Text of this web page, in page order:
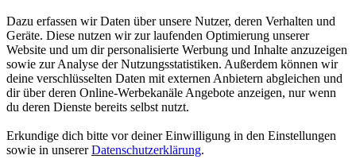
Dazu erfassen wir Daten über unsere Nutzer, deren Verhalten und
Geräte. Diese nutzen wir zur laufenden Optimierung unserer
Website und um dir personalisierte Werbung und Inhalte anzuzeigen
sowie zur Analyse der Nutzungsstatistiken. Außerdem können wir
deine verschlüsselten Daten mit externen Anbietern abgleichen und
dir über deren Online-Werbekanäle Angebote anzeigen, nur wenn
du deren Dienste bereits selbst nutzt.
Erkundige dich bitte vor deiner Einwilligung in den Einstellungen
sowie in unsererDatenschutzerklärung.